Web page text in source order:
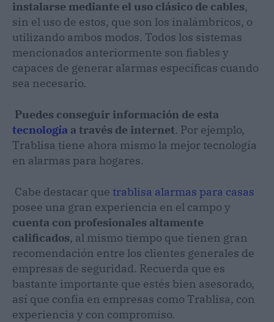
instalarse mediante el uso clásico de cables,
sin el uso de estos, que son los inalámbricos, o
utilizando ambos modos. Todos los sistemas
mencionados anteriormente son fiables y
capaces de generar alarmas específicas cuando
sea necesario.
Puedes conseguir información de esta
tecnología a través de internet. Por ejemplo,
Trablisa tiene ahora mismo la mejor tecnología
en alarmas para hogares.
Cabe destacar que trablisa alarmas para casas
posee una gran experiencia en el campo y
cuenta con profesionales altamente
calificados, al mismo tiempo que tienen gran
recomendación entre los clientes generales de
empresas de seguridad. Recuerda que es
bastante importante que estés bien asesorado,
así que confía en empresas como Trablisa, con
experiencia y con compromiso.